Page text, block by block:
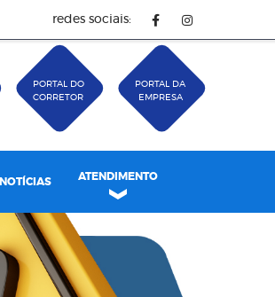
redes sociais:
PORTAL DO
CORRETOR
PORTAL DA
EMPRESA
NOTÍCIAS ATENDIMENTO